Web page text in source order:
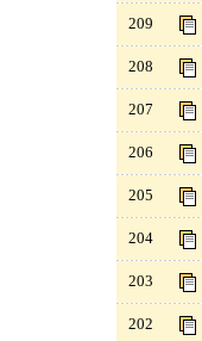
209
208
207
206
205
204
203
202